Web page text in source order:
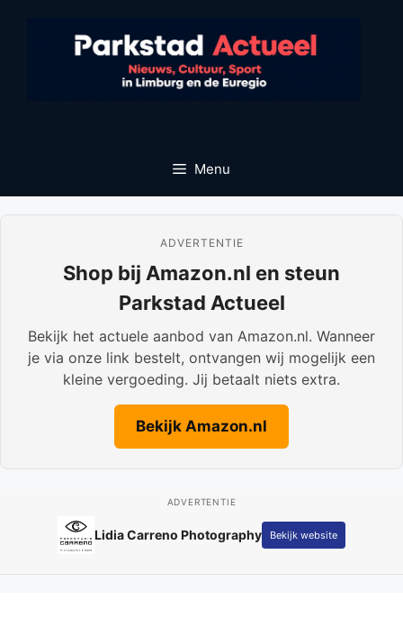
Menu
ADVERTENTIE
Shop bij Amazon.nl en steun
Parkstad Actueel
Bekijk het actuele aanbod van Amazon.nl. Wanneer
je via onze link bestelt, ontvangen wij mogelijk een
kleine vergoeding. Jij betaalt niets extra.
Bekijk Amazon.nl
ADVERTENTIE
Adverteren op Parkstad
Actueel
Bekijk website